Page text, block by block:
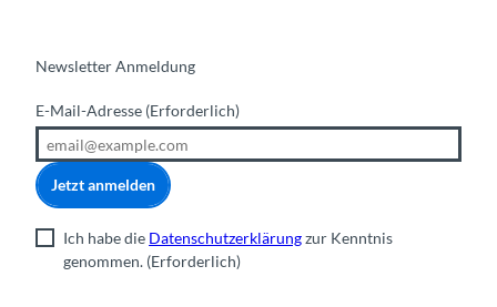
Newsletter Anmeldung
E-Mail-Adresse (Erforderlich)
Jetzt anmelden
Ich habe die Datenschutzerklärungzur Kenntnis
genommen. (Erforderlich)